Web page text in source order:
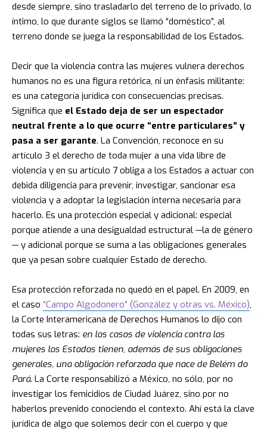
desde siempre, sino trasladarlo del terreno de lo privado, lo
íntimo, lo que durante siglos se llamó “doméstico”, al
terreno donde se juega la responsabilidad de los Estados.
Decir que la violencia contra las mujeres vulnera derechos
humanos no es una figura retórica, ni un énfasis militante:
es una categoría jurídica con consecuencias precisas.
Significa que el Estado deja de ser un espectador
neutral frente a lo que ocurre “entre particulares” y
pasa a ser garante. La Convención, reconoce en su
artículo 3 el derecho de toda mujer a una vida libre de
violencia y en su artículo 7 obliga a los Estados a actuar con
debida diligencia para prevenir, investigar, sancionar esa
violencia y a adoptar la legislación interna necesaria para
hacerlo. Es una protección especial y adicional: especial
porque atiende a una desigualdad estructural —la de género
— y adicional porque se suma a las obligaciones generales
que ya pesan sobre cualquier Estado de derecho.
Esa protección reforzada no quedó en el papel. En 2009, en
el caso “Campo Algodonero” (González y otras vs. México),
la Corte Interamericana de Derechos Humanos lo dijo con
todas sus letras: en los casos de violencia contra las
mujeres los Estados tienen, además de sus obligaciones
generales, una obligación reforzada que nace de Belém do
Pará. La Corte responsabilizó a México, no sólo, por no
investigar los femicidios de Ciudad Juárez, sino por no
haberlos prevenido conociendo el contexto. Ahí está la clave
jurídica de algo que solemos decir con el cuerpo y que